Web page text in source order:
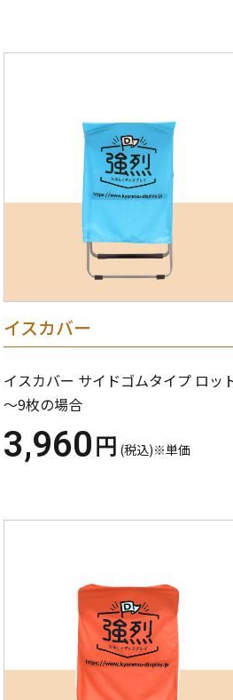
イスカバー
イスカバー サイドゴムタイプ ロッ
～9枚の場合
3,960円 (税込)※単価